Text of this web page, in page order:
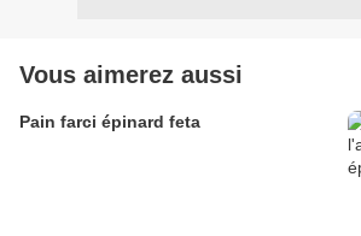
Vous aimerez aussi
Pain farci épinard feta